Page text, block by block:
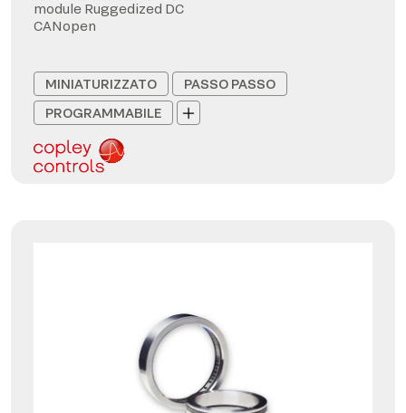
module Ruggedized DC
CANopen
MINIATURIZZATO
PASSO PASSO
PROGRAMMABILE